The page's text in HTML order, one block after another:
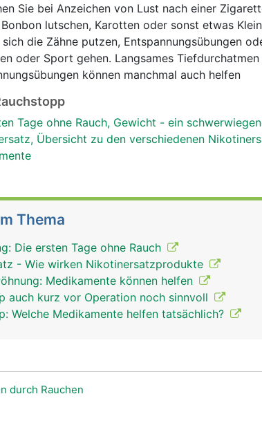
Sie bei Anzeichen von Lust nach einer
Bonbon lutschen, Karotten oder sonst etwas
die Zähne putzen, Entspannungsübungen
oder Sport gehen. Langsames
können manchmal auch helfen
Tage ohne Rauch, Gewicht - ein
Übersicht zu den verschiedenen
Thema
Die ersten Tage ohne Rauch
- Wie wirken Nikotinersatzprodukte
Medikamente können helfen
auch kurz vor Operation noch sinnvoll
Welche Medikamente helfen tatsächlich?
durch Rauchen